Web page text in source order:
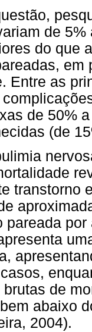
de
do que
em
Entre as
de 50%
(de
transtorno
pareada
de
abaixo
2004).